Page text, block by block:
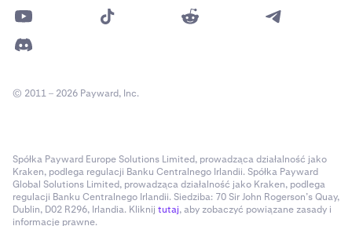
© 2011 – 2026 Payward, Inc.
Spółka Payward Europe Solutions Limited, prowadząca działalność jako
Kraken, podlega regulacji Banku Centralnego Irlandii. Spółka Payward
Global Solutions Limited, prowadząca działalność jako Kraken, podlega
regulacji Banku Centralnego Irlandii. Siedziba: 70 Sir John Rogerson’s Quay,
Dublin, D02 R296, Irlandia. Kliknij tutaj, aby zobaczyć powiązane zasady i
informacje prawne.